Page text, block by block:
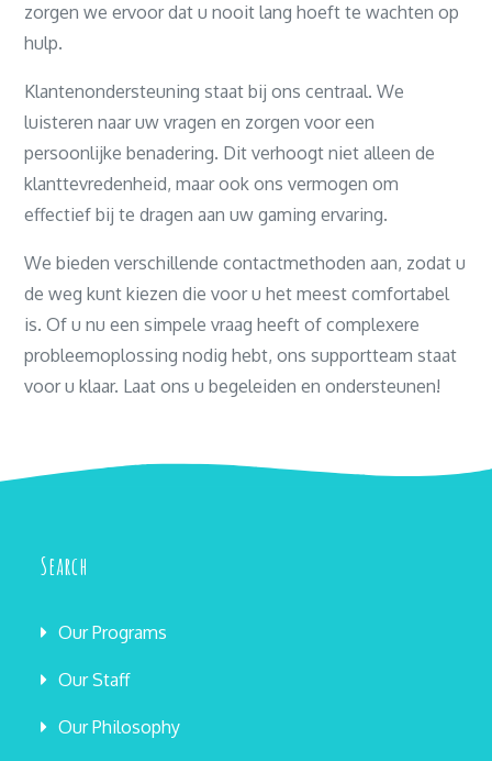
zorgen we ervoor dat u nooit lang hoeft te wachten op
hulp.
Klantenondersteuning staat bij ons centraal. We
luisteren naar uw vragen en zorgen voor een
persoonlijke benadering. Dit verhoogt niet alleen de
klanttevredenheid, maar ook ons vermogen om
effectief bij te dragen aan uw gaming ervaring.
We bieden verschillende contactmethoden aan, zodat u
de weg kunt kiezen die voor u het meest comfortabel
is. Of u nu een simpele vraag heeft of complexere
probleemoplossing nodig hebt, ons supportteam staat
voor u klaar. Laat ons u begeleiden en ondersteunen!
Search
Our Programs
Our Staff
Our Philosophy